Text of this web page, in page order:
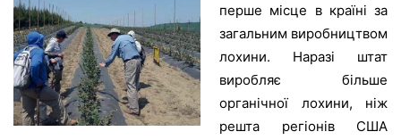
перше місце в країні за
загальним виробництвом
лохини. Наразі штат
виробляє більше
органічної лохини, ніж
решта регіонів США